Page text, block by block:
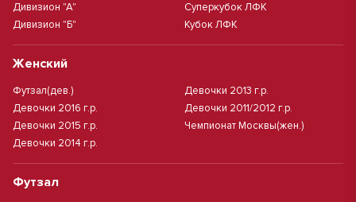
Дивизион "А"
Дивизион "Б"
Суперкубок ЛФК
Кубок ЛФК
Женский
Футзал(дев.)
Девочки 2016 г.р.
Девочки 2015 г.р.
Девочки 2014 г.р.
Девочки 2013 г.р.
Девочки 2011/2012 г.р.
Чемпионат Москвы(жен.)
Футзал